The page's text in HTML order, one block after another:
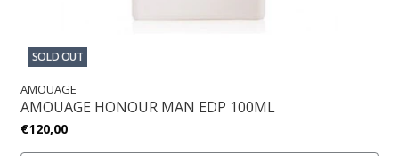
SOLD OUT
AMOUAGE
AMOUAGE HONOUR MAN EDP 100ML
€120,00